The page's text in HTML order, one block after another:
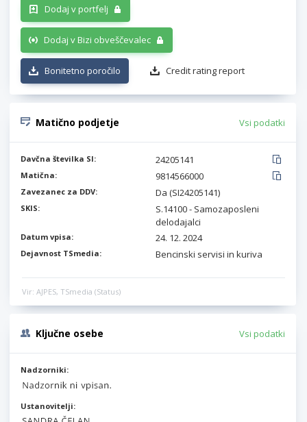
Dodaj v portfelj
Dodaj v Bizi obveščevalec
Bonitetno poročilo Credit rating report
Matično podjetje Vsi podatki
Davčna številka SI: 24205141
Matična: 9814566000
Zavezanec za DDV: Da (SI24205141)
SKIS:
S.14100 - Samozaposleni
delodajalci
Datum vpisa: 24. 12. 2024
Dejavnost TSmedia: Bencinski servisi in kuriva
Vir: AJPES, TSmedia (Status)
Ključne osebe Vsi podatki
Nadzorniki:
Ustanovitelji: